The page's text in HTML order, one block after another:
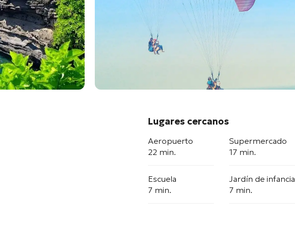
Lugares cercanos
Aeropuerto
22 min.
Supermercado
17 min.
Escuela
7 min.
Jardín de infancia
7 min.